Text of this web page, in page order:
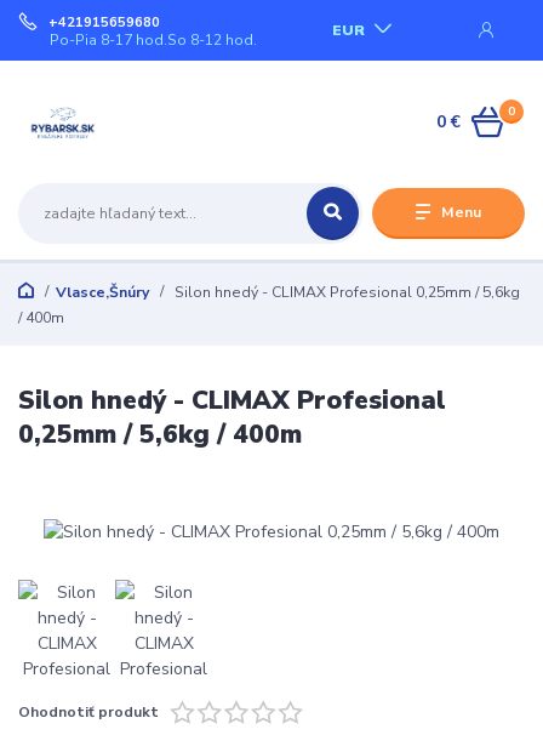
Menu
EUR
+421915659680
Po-Pia 8-17 hod.So 8-12 hod.
0
0 €
Vlasce,Šnúry
Silon hnedý - CLIMAX Profesional 0,25mm / 5,6kg
/ 400m
Silon hnedý - CLIMAX Profesional
0,25mm / 5,6kg / 400m
Ohodnotiť produkt